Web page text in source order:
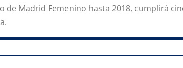
de Madrid Femenino hasta 2018, cumplirá